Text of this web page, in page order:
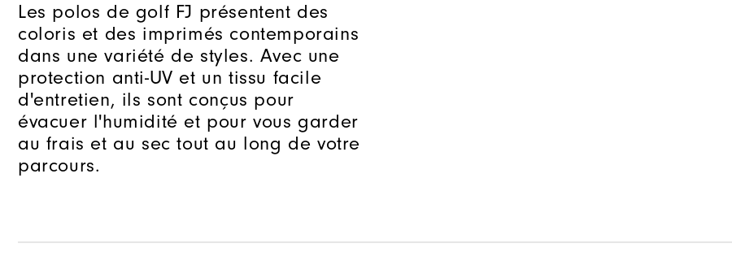
Les polos de golf FJ présentent des
coloris et des imprimés contemporains
dans une variété de styles. Avec une
protection anti-UV et un tissu facile
d'entretien, ils sont conçus pour
évacuer l'humidité et pour vous garder
au frais et au sec tout au long de votre
parcours.